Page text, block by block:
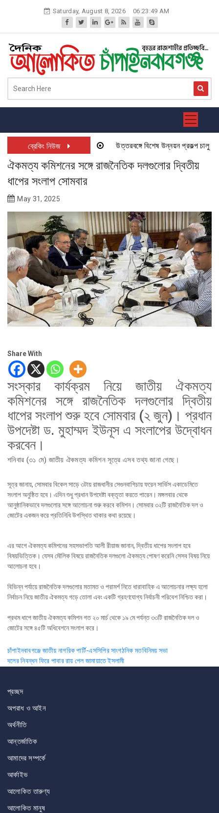
Saturday, August 8, 2026 06:23:49 AM
ব্রেকিং নিউজ উত্তরবঙ্গে বিশেষ উন্নয়ন প্রকল্প চালু হতে
ঐকমত্য কমিশনের সঙ্গে রাজনৈতিক দলগুলোর দ্বিতীয়
ধাপের সংলাপ সোমবার
May 31, 2025
Share With
সংস্কার কার্যক্রম নিয়ে জাতীয় ঐকমত্য
কমিশনের সঙ্গে রাজনৈতিক দলগুলোর দ্বিতীয়
ধাপের সংলাপ শুরু হবে সোমবার (২ জুন)। প্রধান
উপদেষ্টা ড. মুহাম্মদ ইউনূস এ সংলাপের উদ্বোধন
করবেন।
শনিবার (৩১ মে) জাতীয় ঐকমত্য কমিশন সূত্রে এসব তথ্য জানা গেছে।
সূত্র জানায়, সোমবার বিকেল সাড়ে ৩টায় রাজধানীর সেগুনবাগিচায় ফরেন সার্ভিস একাডেমিতে
সংলাপ অনুষ্ঠিত হবে। এদিন শুধু প্রধান উপদেষ্টা বক্তৃতা করতে পারেন। মঙ্গলবার থেকে
আনুষ্ঠানিকভাবে দলগুলোর সঙ্গে আলোচনা শুরু করবে কমিশন। সোমবার ৩২টি রাজনৈতিক দল ও
জোটের একজন করে প্রতিনিধি উপস্থিত থাকার কথা রয়েছে।
এর আগে ঐকমত্য কমিশনের সহসভাপতি আলী রীয়াজ জানান, দ্বিতীয় ধাপের সংলাপ হবে
বিষয়ভিত্তিক। যেসব মৌলিক বিষয়ে রাজনৈতিক দলগুলো ঐকমত্য পোষণ করেনি সেসব বিষয় নিয়ে
আলোচনা হবে।
বিভিন্ন পর্যায়ে রাজনৈতিক দলগুলোর মতামত ও পরামর্শ নিতে ধারাবাহিক এ আলোচনার লক্ষ্য হলো
নির্বাচন নিয়ে জাতীয় ঐকমত্য গড়ে তোলা এবং একটি গ্রহণযোগ্য নির্বাচনী পরিবেশ নিশ্চিত করা।
প্রথম ধাপে জাতীয় ঐকমত্য কমিশন গত ২০ মার্চ থেকে ১৯ মে পর্যন্ত ৩৩টি রাজনৈতিক দল ও
জোটের সঙ্গে ৪৫টি অধিবেশনে সংলাপ করে।
Post
navigation
চাঁপাইনবাবগঞ্জে জাতীয় নাগরিক পার্টি-এসসিপির সাংগঠনিক মতবিনিময় সভা
দলের নিবন্ধন ফিরে পাবার রায় পেল জামায়াতে ইসলামী
প্রচ্ছদ
অপরাধ ও আইন
অর্থনীতি
আন্তর্জাতিক
আমাদের সম্পর্কে
আর্কাইভ
আলোকিত তারুণ্য
আলোকিত মানুষ